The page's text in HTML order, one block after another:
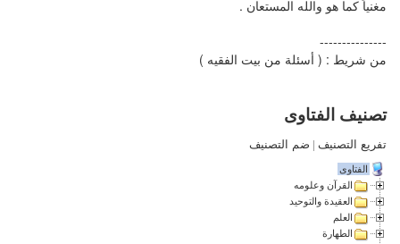
مغنياً كما هو والله المستعان .
---------------
من شريط : ( أسئلة من بيت الفقيه )
تصنيف الفتاوى
تفريع التصنيف | ضم التصنيف
الفتاوى
القرآن وعلومه
العقيدة والتوحيد
العلم
الطهارة